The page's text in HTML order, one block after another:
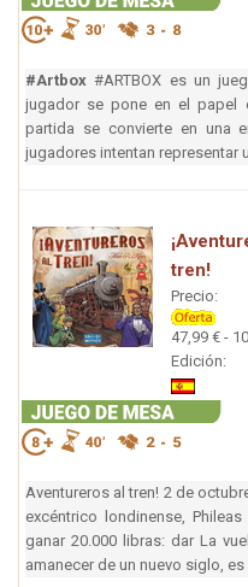
#Artbox#ARTBOX es un
jugador se pone en el papel
partida se convierte en una
jugadores intentan representar
tren!
Precio:
47,99 € -
Edición:
Aventureros al tren! 2 de
excéntrico londinense,
ganar 20.000 libras: dar La
amanecer de un nuevo siglo,